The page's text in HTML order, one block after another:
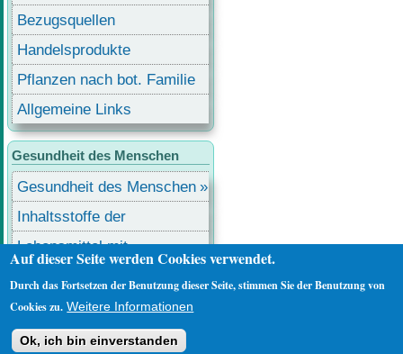
Bezugsquellen
Handelsprodukte
Pflanzen nach bot. Familie
Allgemeine Links
Gesundheit des Menschen
Gesundheit des Menschen
Inhaltsstoffe der
Lebensmittel
Lebensmittel mit
Benutzermenü
Anmelden
Auf dieser Seite werden Cookies verwendet.
Durch das Fortsetzen der Benutzung dieser Seite, stimmen Sie der Benutzung von
Cookies zu. Weitere Informationen
Ok, ich bin einverstanden